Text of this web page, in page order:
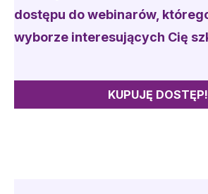
dostępu do webinarów,
wyborze interesujących Cię
KUPUJĘ DOSTĘP!